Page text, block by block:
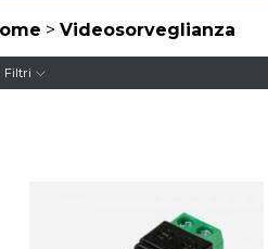
> Videosorveglianza
Filtri